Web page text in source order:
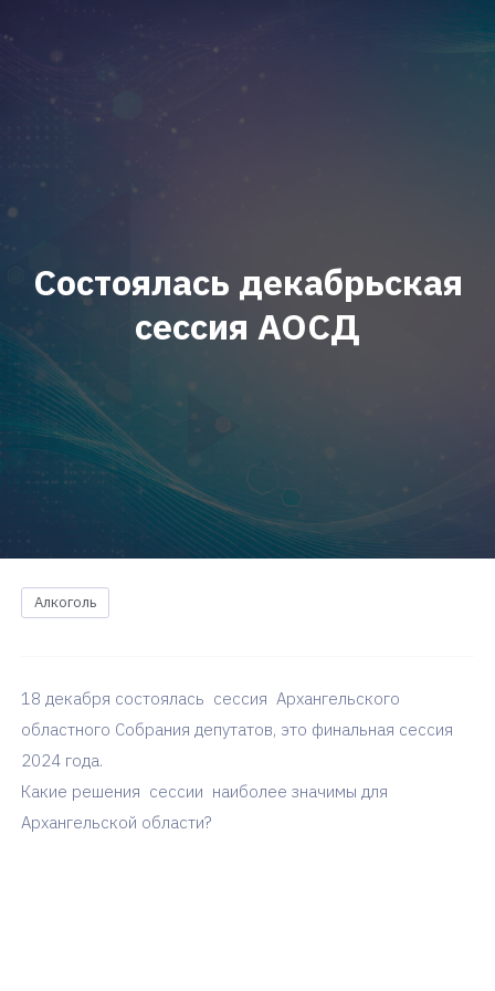
Состоялась декабрьская
сессия АОСД
Алкоголь
18 декабря состоялась сессия Архангельского
областного Собрания депутатов, это финальная сессия
2024 года.
Какие решения сессии наиболее значимы для
Архангельской области?